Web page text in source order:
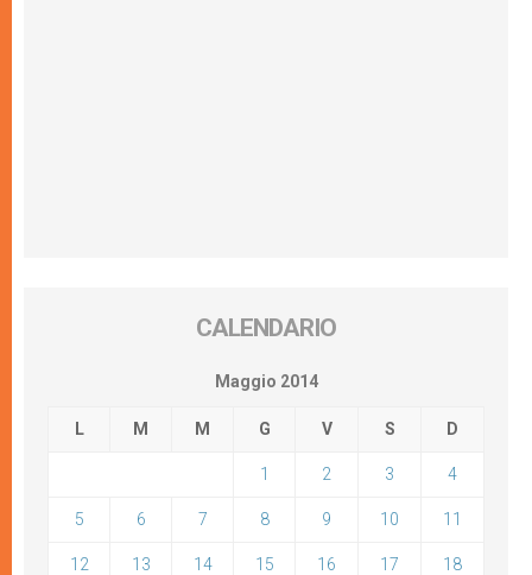
CALENDARIO
Maggio 2014
L M M G V S D
1 2 3 4
5 6 7 8 9 10 11
12 13 14 15 16 17 18